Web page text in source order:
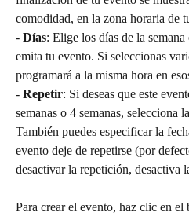
comodidad, en la zona horaria de
- Días: Elige los días de la semana
emita tu evento. Si seleccionas
programará a la misma hora en
- Repetir: Si deseas que este
semanas o 4 semanas, selecciona
También puedes especificar la
evento deje de repetirse (por
desactivar la repetición, desactiva
Para crear el evento, haz clic en el